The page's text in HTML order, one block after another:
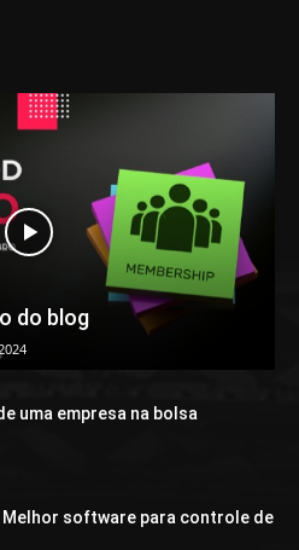
do blog
uma empresa na bolsa
Melhor software para controle de